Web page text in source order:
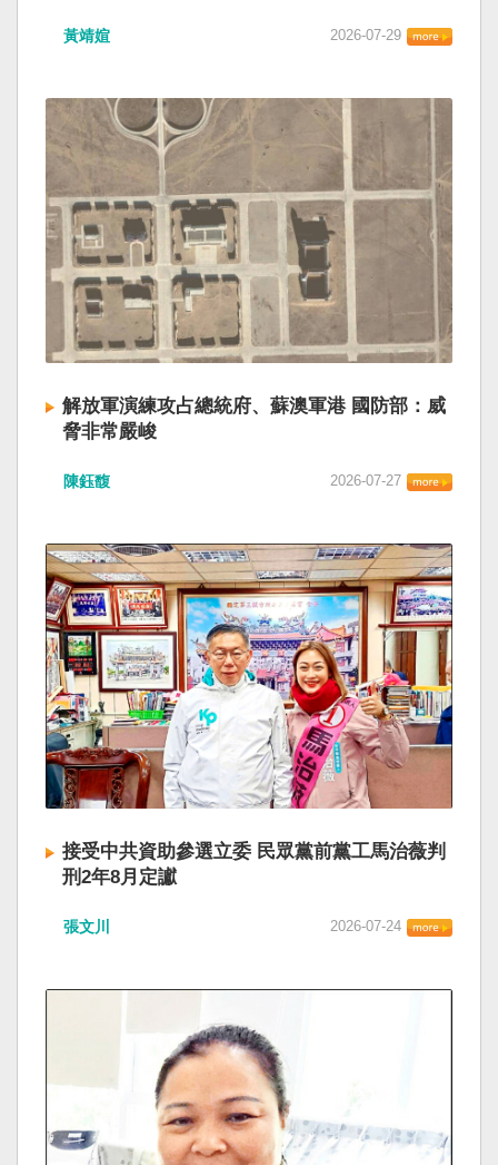
黃靖媗 2026-07-29
解放軍演練攻占總統府、蘇澳軍港 國防部：威
脅非常嚴峻
陳鈺馥 2026-07-27
接受中共資助參選立委 民眾黨前黨工馬治薇判
刑2年8月定讞
張文川 2026-07-24